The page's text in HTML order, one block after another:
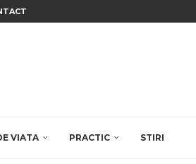
VIATA PRACTIC STIRI